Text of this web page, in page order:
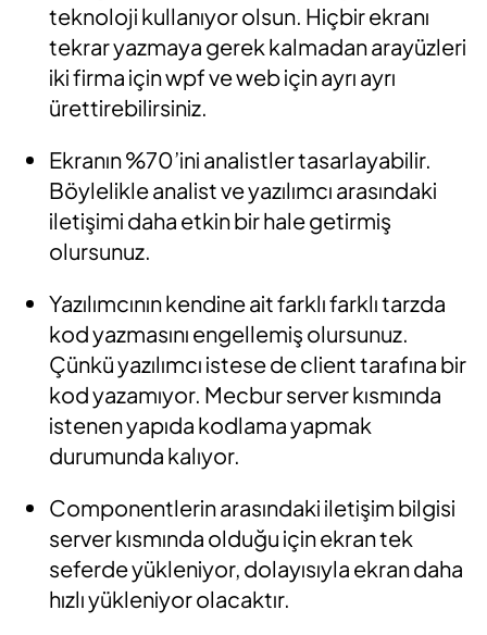
teknoloji kullanıyor olsun. Hiçbir ekranı
tekrar yazmaya gerek kalmadan arayüzleri
iki firma için wpf ve web için ayrı ayrı
ürettirebilirsiniz.
Ekranın %70’ini analistler tasarlayabilir.
Böylelikle analist ve yazılımcı arasındaki
iletişimi daha etkin bir hale getirmiş
olursunuz.
Yazılımcının kendine ait farklı farklı tarzda
kod yazmasını engellemiş olursunuz.
Çünkü yazılımcı istese de client tarafına bir
kod yazamıyor. Mecbur server kısmında
istenen yapıda kodlama yapmak
durumunda kalıyor.
Componentlerin arasındaki iletişim bilgisi
server kısmında olduğu için ekran tek
seferde yükleniyor, dolayısıyla ekran daha
hızlı yükleniyor olacaktır.